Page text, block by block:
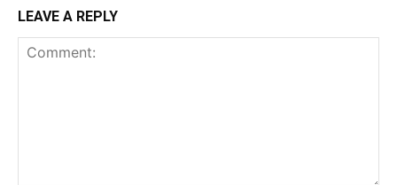
LEAVE A REPLY